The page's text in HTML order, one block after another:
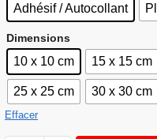
Adhésif / Autocollant
Dimensions
10 x 10 cm 15 x 15 cm
25 x 25 cm 30 x 30 cm
Effacer